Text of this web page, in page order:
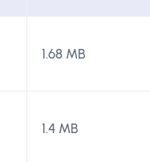
1.68 MB
1.4 MB